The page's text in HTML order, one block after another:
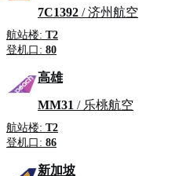
7C1392 / 济州航空
航站楼: T2
登机口: 80
高雄
MM31 / 乐桃航空
航站楼: T2
登机口: 86
新加坡